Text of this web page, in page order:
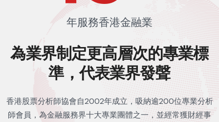
年服務香港金融業
為業界制定更高層次的專業標
準，代表業界發聲
香港股票分析師協會自2002年成立，吸納逾200位專業分析
師會員，為金融服務界十大專業團體之一，並經常獲財經事